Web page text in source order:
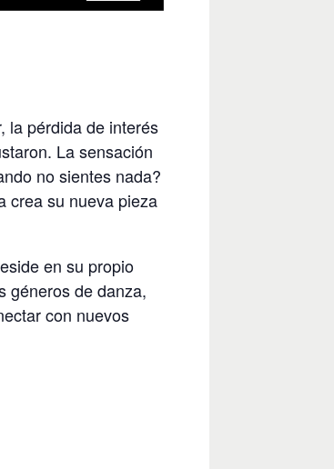
la pérdida de interés
La sensación
no sientes nada?
crea su nueva pieza
en su propio
géneros de danza,
con nuevos